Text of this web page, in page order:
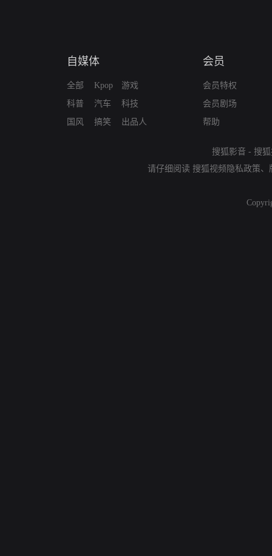
自媒体
全部
科普
国风
Kpop
汽车
搞笑
游戏
科技
出品人
会员
会员特权
会员剧场
帮助
搜狐影音 - 搜
请仔细阅读 搜狐视频隐私政策、